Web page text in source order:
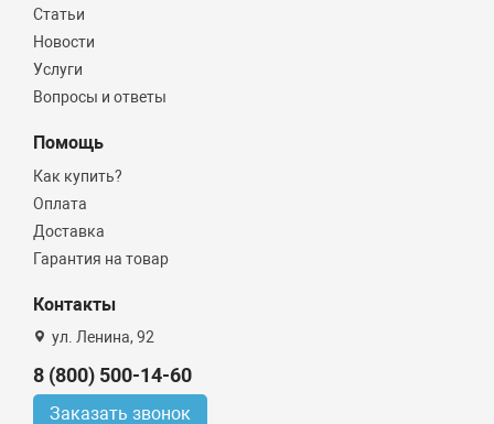
Статьи
Новости
Услуги
Вопросы и ответы
Помощь
Как купить?
Оплата
Доставка
Гарантия на товар
Контакты
ул. Ленина, 92
8 (800) 500-14-60
Заказать звонок